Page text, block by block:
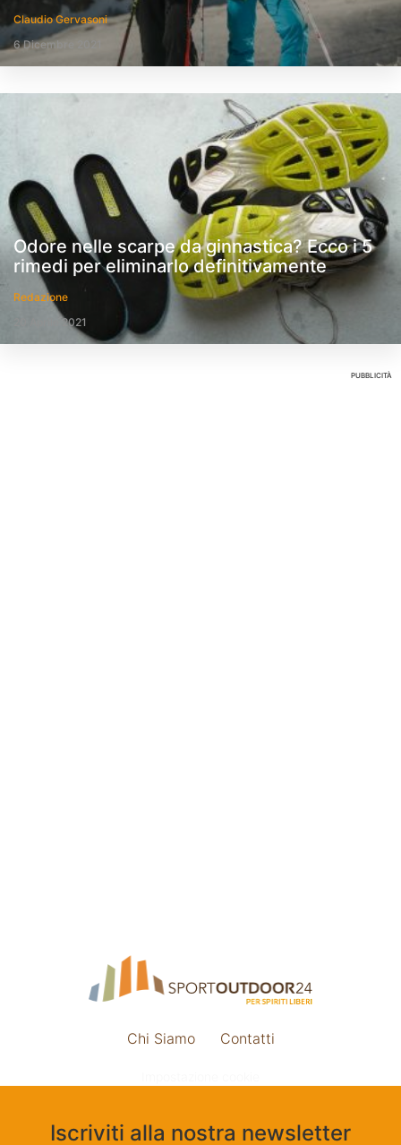
Claudio Gervasoni
6 Dicembre 2021
Odore nelle scarpe da ginnastica? Ecco i 5
rimedi per eliminarlo definitivamente
Redazione
20 Aprile 2021
PUBBLICITÀ
Chi Siamo Contatti
Iscriviti alla nostra newsletter